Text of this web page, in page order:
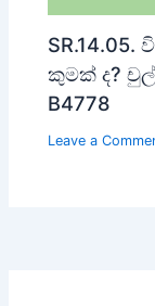
කුමක් ද?
B4778
Leave a